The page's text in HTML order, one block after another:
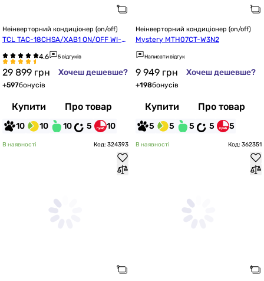
Неінверторний кондиціонер (on/off)
TCL TAC-18CHSA/XAB1 ON/OFF WI-FI
5 відгуків
29 899 грн Хочеш дешевше?
+597бонусів
Купити Про товар
10 10 10 5 10
Неінверторний кондиціонер (on/off)
Mystery MTH07CT-W3N2
Написати відгук
9 949 грн Хочеш дешевше?
+198бонусів
Купити Про товар
5 5 5 5 5
В наявності Код: 324393 В наявності Код: 362351